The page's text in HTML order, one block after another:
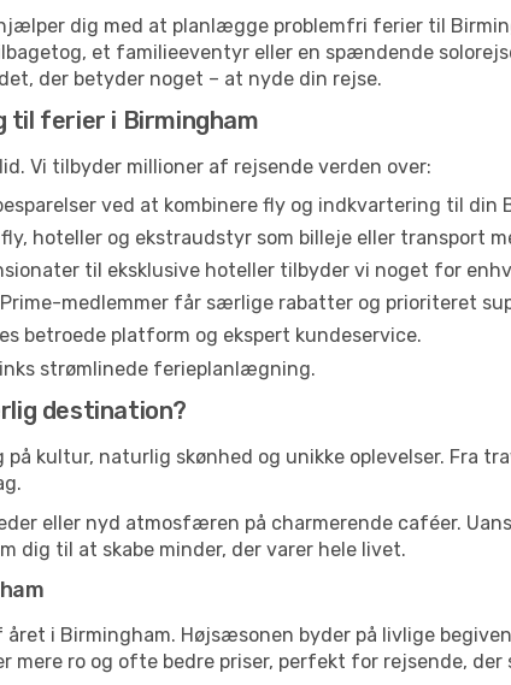
dig med at planlægge problemfri ferier til
et familieeventyr eller en spændende
der betyder noget – at nyde din rejse.
til ferier i Birmingham
Vi tilbyder millioner af rejsende verden over:
ved at kombinere fly og indkvartering til din
hoteller og ekstraudstyr som billeje eller transport
til eksklusive hoteller tilbyder vi noget for
medlemmer får særlige rabatter og prioriteret
betroede platform og ekspert kundeservice.
strømlinede ferieplanlægning.
destination?
kultur, naturlig skønhed og unikke oplevelser. Fra
eller nyd atmosfæren på charmerende caféer.
dig til at skabe minder, der varer hele livet.
i Birmingham. Højsæsonen byder på livlige
mere ro og ofte bedre priser, perfekt for rejsende,